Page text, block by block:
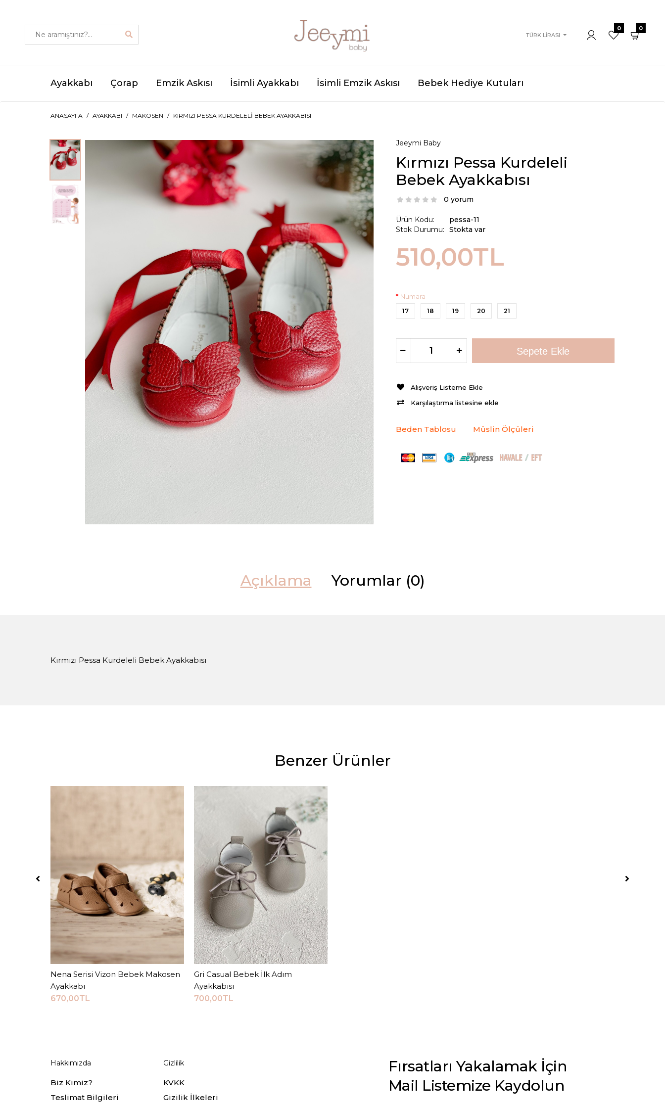
TÜRK LIRASI
0 0
Ayakkabı Çorap Emzik Askısı İsimli Ayakkabı İsimli Emzik Askısı Bebek Hediye Kutuları
ANASAYFA AYAKKABI MAKOSEN KIRMIZI PESSA KURDELELI BEBEK AYAKKABISI
Jeeymi Baby
Kırmızı Pessa Kurdeleli
Bebek Ayakkabısı
0 yorum
Ürün Kodu:
Stok Durumu:
pessa-11
Stokta var
510,00TL
Numara
17 18 19 20 21
Alışveriş Listeme Ekle
Karşılaştırma listesine ekle
Beden Tablosu Müslin Ölçüleri
Açıklama Yorumlar (0)
Kırmızı Pessa Kurdeleli Bebek Ayakkabısı
Benzer Ürünler
Sepete Ekle
Nena Serisi Vizon Bebek Makosen
Ayakkabı
670,00TL
Sepete Ekle
Gri Casual Bebek İlk Adım
Ayakkabısı
700,00TL
Hakkımızda
Biz Kimiz?
Teslimat Bilgileri
Gizlilik
KVKK
Gizilik İlkeleri
Fırsatları Yakalamak İçin
Mail Listemize Kaydolun